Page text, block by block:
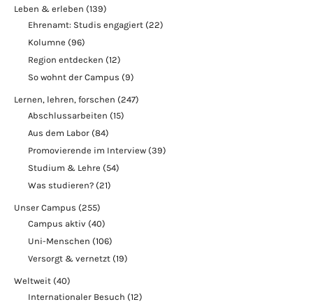
Leben & erleben (139)
Ehrenamt: Studis engagiert (22)
Kolumne (96)
Region entdecken (12)
So wohnt der Campus (9)
Lernen, lehren, forschen (247)
Abschlussarbeiten (15)
Aus dem Labor (84)
Promovierende im Interview (39)
Studium & Lehre (54)
Was studieren? (21)
Unser Campus (255)
Campus aktiv (40)
Uni-Menschen (106)
Versorgt & vernetzt (19)
Weltweit (40)
Internationaler Besuch (12)